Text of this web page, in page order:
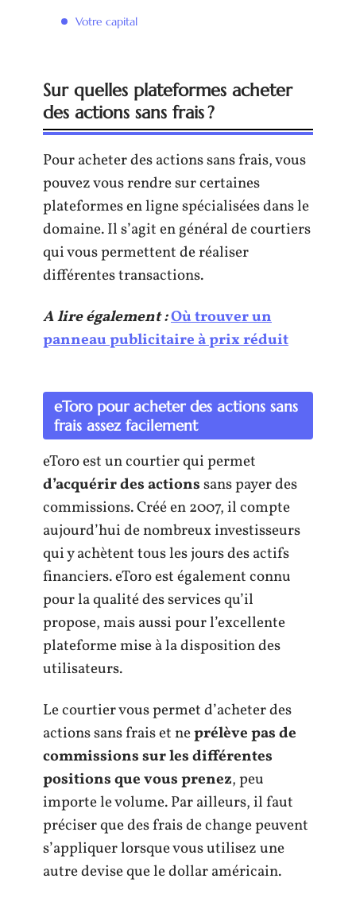
Votre capital
Sur quelles plateformes acheter
des actions sans frais ?
Pour acheter des actions sans frais, vous
pouvez vous rendre sur certaines
plateformes en ligne spécialisées dans le
domaine. Il s’agit en général de courtiers
qui vous permettent de réaliser
différentes transactions.
A lire également :Où trouver un
panneau publicitaire à prix réduit
eToro pour acheter des actions sans
frais assez facilement
eToro est un courtier qui permet
d’acquérir des actionssans payer des
commissions. Créé en 2007, il compte
aujourd’hui de nombreux investisseurs
qui y achètent tous les jours des actifs
financiers. eToro est également connu
pour la qualité des services qu’il
propose, mais aussi pour l’excellente
plateforme mise à la disposition des
utilisateurs.
Le courtier vous permet d’acheter des
actions sans frais et neprélève pas de
commissions sur les différentes
positions que vous prenez, peu
importe le volume. Par ailleurs, il faut
préciser que des frais de change peuvent
s’appliquer lorsque vous utilisez une
autre devise que le dollar américain.